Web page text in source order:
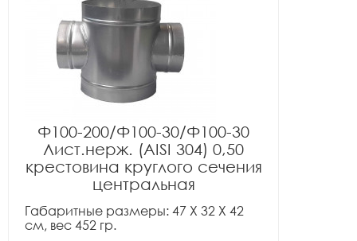
Ф100-200/Ф100-30/Ф100-30
Лист.нерж. (AISI 304) 0,50
крестовина круглого сечения
центральная
Габаритные размеры: 47 X 32 X 42
см, вес 452 гр.